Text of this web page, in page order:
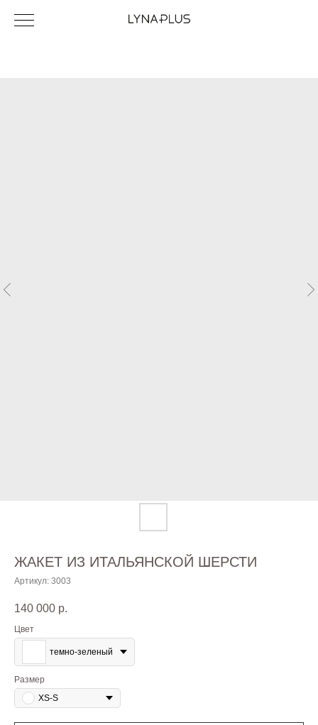
ЖАКЕТ ИЗ ИТАЛЬЯНСКОЙ ШЕРСТИ
Артикул: 3003
140 000 р.
Цвет
темно-зеленый
Размер
XS-S